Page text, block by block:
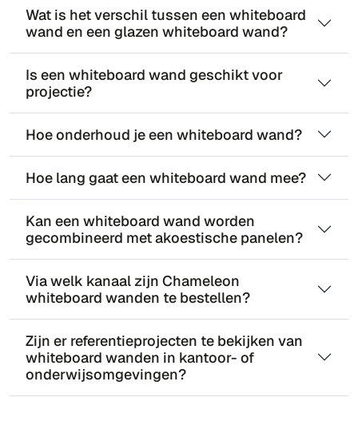
Wat is het verschil tussen een whiteboard
wand en een glazen whiteboard wand?
Is een whiteboard wand geschikt voor
projectie?
Hoe onderhoud je een whiteboard wand?
Hoe lang gaat een whiteboard wand mee?
Kan een whiteboard wand worden
gecombineerd met akoestische panelen?
Via welk kanaal zijn Chameleon
whiteboard wanden te bestellen?
Zijn er referentieprojecten te bekijken van
whiteboard wanden in kantoor- of
onderwijsomgevingen?